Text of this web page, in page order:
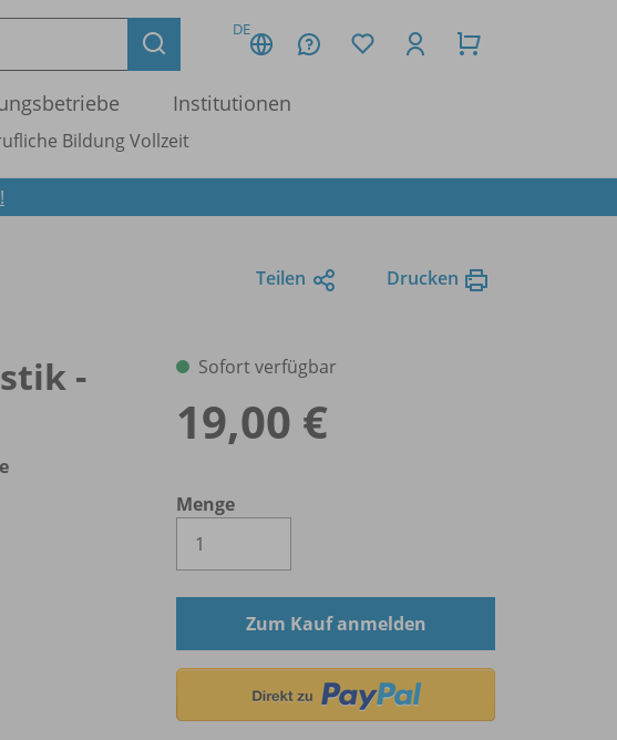
DE
Institutionen
Bildung Vollzeit
Teilen Drucken
-
Sofort verfügbar
19,00 €
Menge
Zum Kauf anmelden